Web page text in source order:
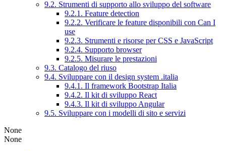
9.2. Strumenti di supporto allo sviluppo del software
9.2.1. Feature detection
9.2.2. Verificare le feature disponibili con Can I
use
9.2.3. Strumenti e risorse per CSS e JavaScript
9.2.4. Supporto browser
9.2.5. Misurare le prestazioni
9.3. Catalogo del riuso
9.4. Sviluppare con il design system .italia
9.4.1. Il framework Bootstrap Italia
9.4.2. Il kit di sviluppo React
9.4.3. Il kit di sviluppo Angular
9.5. Sviluppare con i modelli di sito e servizi
None
None